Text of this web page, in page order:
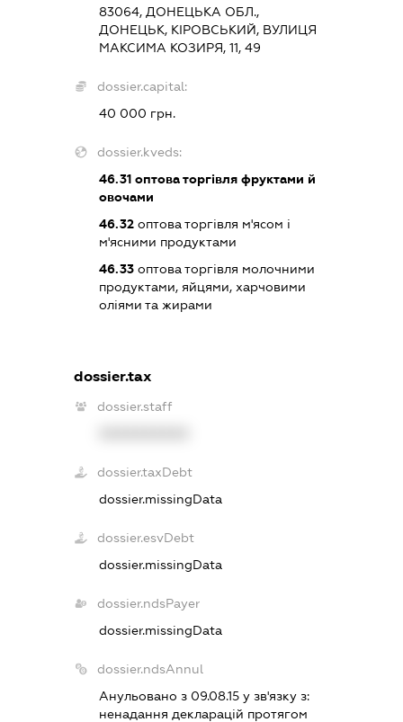
83064, ДОНЕЦЬКА ОБЛ.,
ДОНЕЦЬК, КІРОВСЬКИЙ, ВУЛИЦЯ
МАКСИМА КОЗИРЯ, 11, 49
dossier.capital:
40 000 грн.
dossier.kveds:
46.31 оптова торгівля фруктами й
овочами
46.32 оптова торгівля м'ясом і
м'ясними продуктами
46.33 оптова торгівля молочними
продуктами, яйцями, харчовими
оліями та жирами
dossier.tax
dossier.staff
dossier.taxDebt
dossier.missingData
dossier.esvDebt
dossier.missingData
dossier.ndsPayer
dossier.missingData
dossier.ndsAnnul
Анульовано з 09.08.15 у зв'язку з:
ненадання декларацiй протягом